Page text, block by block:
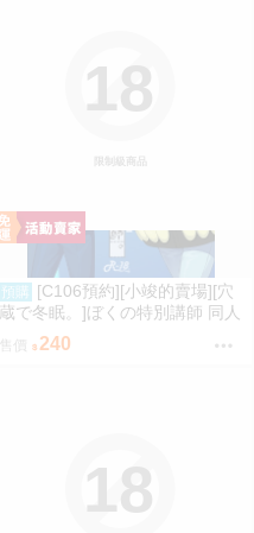
限制級商品
18
預購
[C106預約][小竣的賣場][穴
蔵で冬眠。]ぼくの特別講師 同人
誌id=3056952
售價 240
18